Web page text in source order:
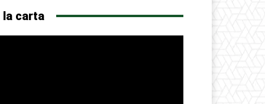
la carta